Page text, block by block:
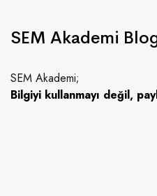
SEM Akademi
SEM Akademi;
Bilgiyi kullanmayı değil,